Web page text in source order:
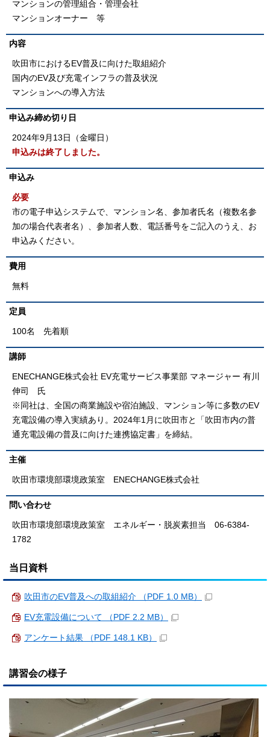
マンションの管理組合・管理会社
マンションオーナー 等
内容
吹田市におけるEV普及に向けた取組紹介
国内のEV及び充電インフラの普及状況
マンションへの導入方法
申込み締め切り日
2024年9月13日（金曜日）
申込みは終了しました。
申込み
必要
市の電子申込システムで、マンション名、参加者氏名（複数名参
加の場合代表者名）、参加者人数、電話番号をご記入のうえ、お
申込みください。
費用
無料
定員
100名 先着順
講師
ENECHANGE株式会社 EV充電サービス事業部 マネージャー 有川
伸司 氏
※同社は、全国の商業施設や宿泊施設、マンション等に多数のEV
充電設備の導入実績あり。2024年1月に吹田市と「吹田市内の普
通充電設備の普及に向けた連携協定書」を締結。
主催
吹田市環境部環境政策室 ENECHANGE株式会社
問い合わせ
吹田市環境部環境政策室 エネルギー・脱炭素担当 06-6384-
1782
当日資料
吹田市のEV普及への取組紹介 （PDF 1.0 MB）
EV充電設備について （PDF 2.2 MB）
アンケート結果 （PDF 148.1 KB）
講習会の様子